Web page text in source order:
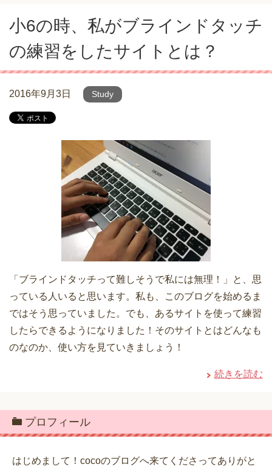
小6の時、私がブラインドタッチ
の練習をしたサイトとは？
2016年9月3日 Study
「ブラインドタッチって難しそうで私には無理！」と、思
っている人いると思います。私も、このブログを始めるま
ではそう思っていました。でも、あるサイトを使って練習
したらできるようになりました！そのサイトとはどんなも
のなのか、使い方を見ていきましょう！
続きを読む
プロフィール
はじめまして！cocoのブログへ来てくださってありがと